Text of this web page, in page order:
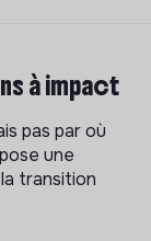
à impact
pas par où
une
transition